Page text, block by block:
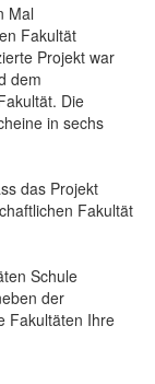
Mal
Fakultät
Projekt war
dem
Die
in sechs
das Projekt
Fakultät
Schule
der
Fakultäten Ihre